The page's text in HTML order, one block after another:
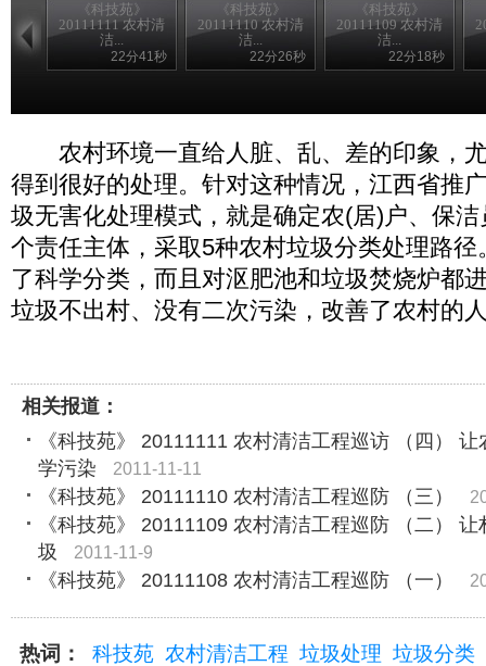
《科技苑》
20111111 农村清
洁...
22分41秒
《科技苑》
20111110 农村清
洁...
22分26秒
《科技苑》
20111109 农村清
洁...
22分18秒
农村环境一直给人脏、乱、差的印象，
得到很好的处理。针对这种情况，江西省推
圾无害化处理模式，就是确定农(居)户、保
个责任主体，采取5种农村垃圾分类处理路
了科学分类，而且对沤肥池和垃圾焚烧炉都
垃圾不出村、没有二次污染，改善了农村的
相关报道：
《科技苑》 20111111 农村清洁工程巡访 （四）
学污染
2011-11-11
《科技苑》 20111110 农村清洁工程巡防 （三）
《科技苑》 20111109 农村清洁工程巡防 （二）
圾
2011-11-9
《科技苑》 20111108 农村清洁工程巡防 （一）
热词： 科技苑 农村清洁工程 垃圾处理 垃圾分类